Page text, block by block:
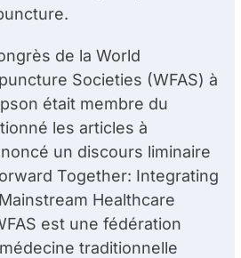
de la World
Societies (WFAS) à
était membre du
les articles à
un discours liminaire
Together: Integrating
Healthcare
est une fédération
traditionnelle